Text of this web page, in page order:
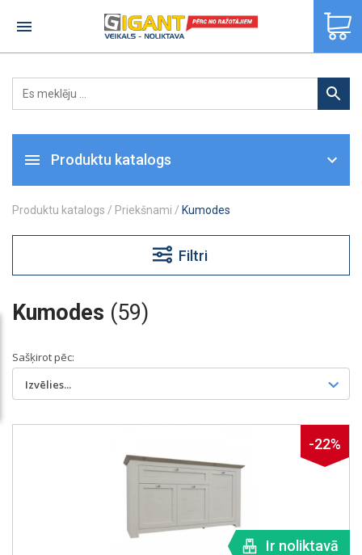
×
Produktu katalogs
Produktu katalogs / Priekšnami / Kumodes
Filtri
Kumodes (59)
Sašķirot pēc:
Izvēlies...
-22%
Ir noliktavā